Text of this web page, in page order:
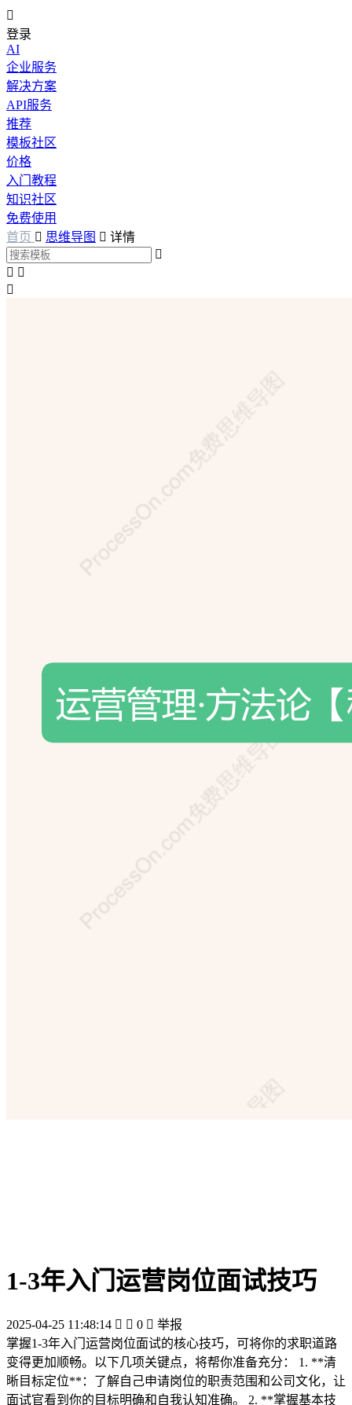

登录
AI
企业服务
解决方案
API服务
推荐
模板社区
价格
入门教程
知识社区
免费使用
首页  思维导图  详情

 

1-3年入门运营岗位面试技巧
2025-04-25 11:48:14   0  举报
掌握1-3年入门运营岗位面试的核心技巧，可将你的求职道路
变得更加顺畅。以下几项关键点，将帮你准备充分： 1. **清
晰目标定位**：了解自己申请岗位的职责范围和公司文化，让
面试官看到你的目标明确和自我认知准确。 2. **掌握基本技